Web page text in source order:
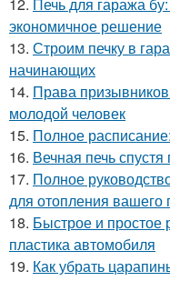
экономичное решение
13. Строим печку в
начинающих
14. Права
молодой человек
15. Полное
16. Вечная печь
17. Полное
для отопления вашего
18. Быстрое и простое
пластика автомобиля
19. Как убрать